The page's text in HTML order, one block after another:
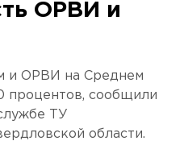
ОРВИ и
и ОРВИ на Среднем
процентов, сообщили
ТУ
области.